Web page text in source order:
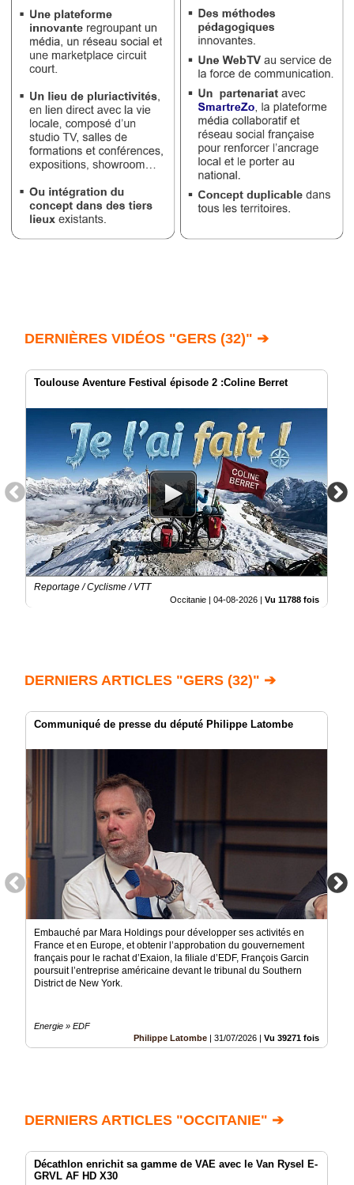
DERNIÈRES VIDÉOS "GERS (32)" ➔
Toulouse Aventure Festival épisode 2 :Coline Berret
Reportage / Cyclisme / VTT
Occitanie | 04-08-2026 | Vu 11788 fois
DERNIERS ARTICLES "GERS (32)" ➔
Communiqué de presse du député Philippe Latombe
Embauché par Mara Holdings pour développer ses activités en
France et en Europe, et obtenir l’approbation du gouvernement
français pour le rachat d’Exaion, la filiale d’EDF, François Garcin
poursuit l’entreprise américaine devant le tribunal du Southern
District de New York.
Energie » EDF
Philippe Latombe | 31/07/2026 | Vu 39271 fois
DERNIERS ARTICLES "OCCITANIE" ➔
Décathlon enrichit sa gamme de VAE avec le Van Rysel E-
GRVL AF HD X30